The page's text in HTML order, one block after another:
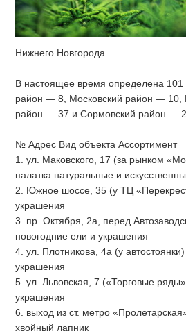
Нижнего Новгорода.
В настоящее время определена 101
район — 8, Московский район — 10,
район — 37 и Сормовский район — 2.
№ Адрес Вид объекта Ассортимент
1. ул. Маковского, 17 (за рынком
палатка натуральные и
2. Южное шоссе, 35 (у ТЦ
украшения
3. пр. Октября, 2а, перед
новогодние ели и украшения
4. ул. Плотникова, 4а (у
украшения
5. ул. Львовская, 7 («Торговые
украшения
6. выход из ст. метро
хвойный лапник